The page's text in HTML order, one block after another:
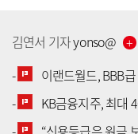
김연서 기자yonso@
-
이랜드월드, BBB
-
KB금융지주, 최대
[공지] 유료서비스 가입